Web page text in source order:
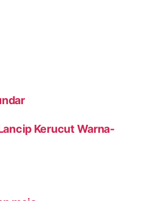
Kerucut Warna-